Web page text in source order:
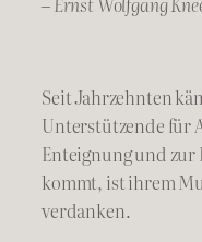
Seit Jahrzehnten
Unterstützende für
Enteignung und
kommt, ist ihrem
verdanken.